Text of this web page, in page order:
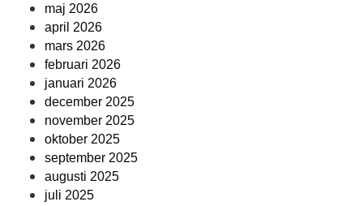
maj 2026
april 2026
mars 2026
februari 2026
januari 2026
december 2025
november 2025
oktober 2025
september 2025
augusti 2025
juli 2025